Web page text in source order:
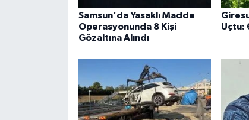
Samsun'da Yasaklı Madde
Operasyonunda 8 Kişi
Gözaltına Alındı
Uçtu: